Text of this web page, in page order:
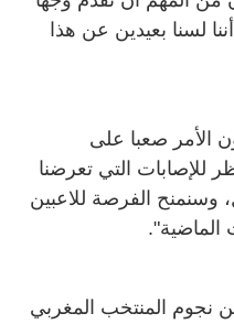
لسنا بعيدين عن هذا
الأمر صعبا على
للإصابات التي تعرضنا
وسنمنح الفرصة للاعبين
الماضية".
نجوم المنتخب المغربي